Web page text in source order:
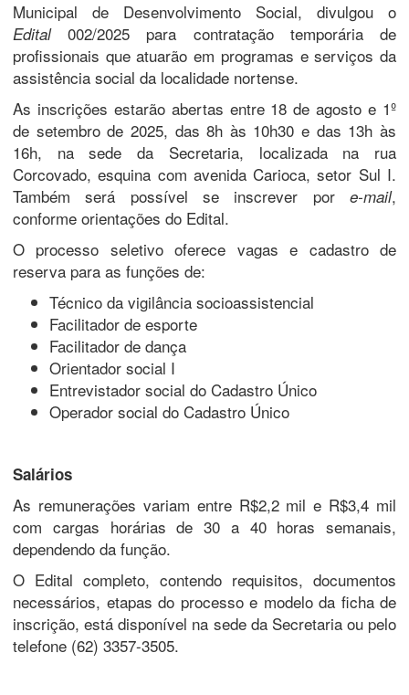
Municipal de Desenvolvimento Social, divulgou o
Edital002/2025 para contratação temporária de
profissionais que atuarão em programas e serviços da
assistência social da localidade nortense.
As inscrições estarão abertas entre 18 de agosto e 1º
de setembro de 2025, das 8h às 10h30 e das 13h às
16h, na sede da Secretaria, localizada na rua
Corcovado, esquina com avenida Carioca, setor Sul I.
Também será possível se inscrever por e-mail,
conforme orientações do Edital.
O processo seletivo oferece vagas e cadastro de
reserva para as funções de:
Técnico da vigilância socioassistencial
Facilitador de esporte
Facilitador de dança
Orientador social I
Entrevistador social do Cadastro Único
Operador social do Cadastro Único
Salários
As remunerações variam entre R$2,2 mil e R$3,4 mil
com cargas horárias de 30 a 40 horas semanais,
dependendo da função.
O Edital completo, contendo requisitos, documentos
necessários, etapas do processo e modelo da ficha de
inscrição, está disponível na sede da Secretaria ou pelo
telefone (62) 3357-3505.